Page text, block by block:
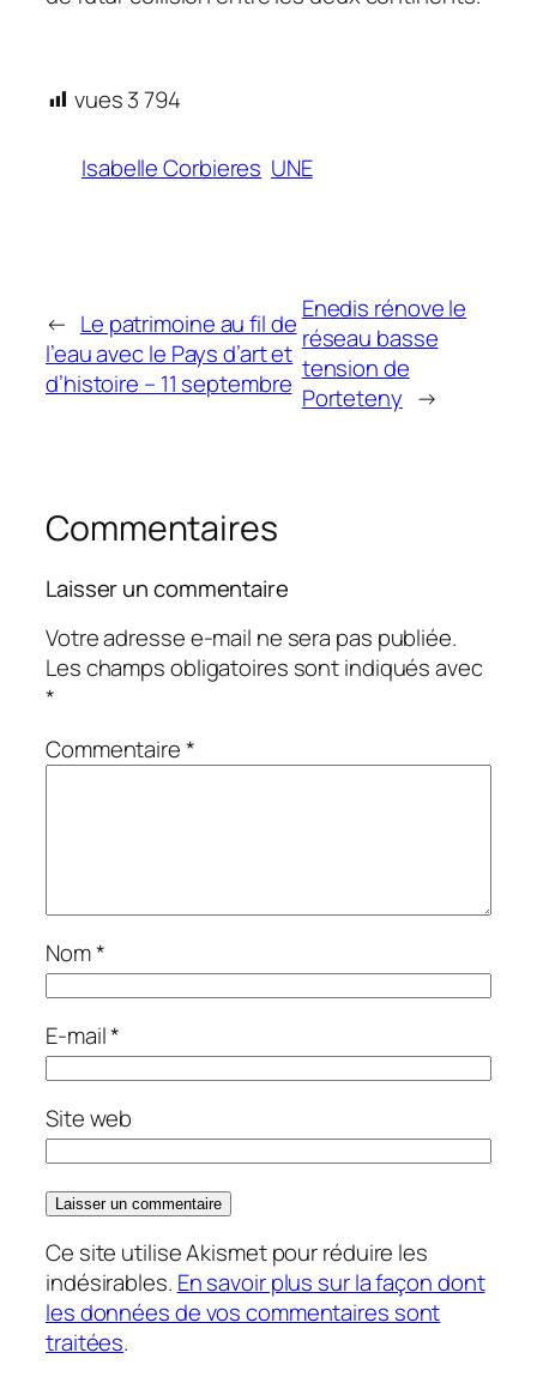
vues3 794
Isabelle Corbieres UNE
← Le patrimoine au fil de
l’eau avec le Pays d’art et
d’histoire – 11 septembre
Enedis rénove le
réseau basse
tension de
Porteteny →
Commentaires
Laisser un commentaire
Votre adresse e-mail ne sera pas publiée.
Les champs obligatoires sont indiqués avec
*
Commentaire*
Nom*
E-mail*
Site web
Ce site utilise Akismet pour réduire les
indésirables. En savoir plus sur la façon dont
les données de vos commentaires sont
traitées.